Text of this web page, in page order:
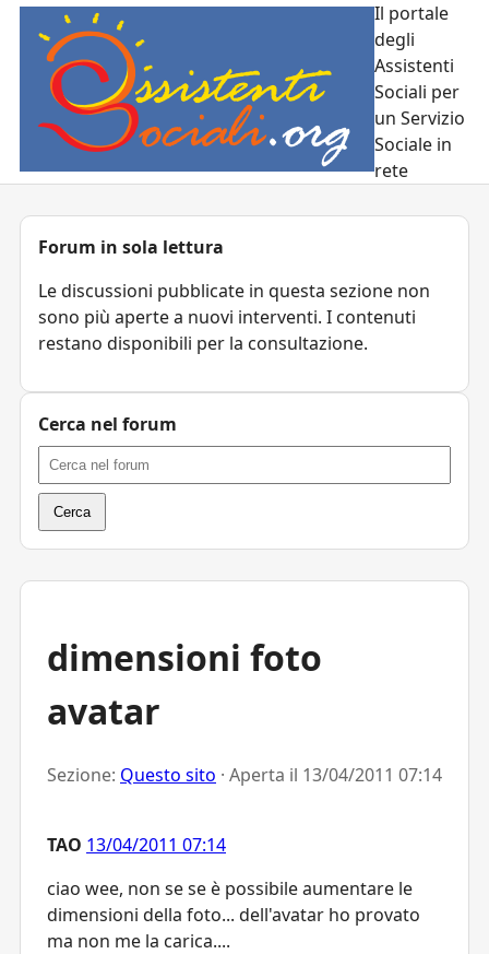
Il portale
degli
Assistenti
Sociali per
un Servizio
Sociale in
rete
dimensioni foto
avatar
Sezione: Questo sito · Aperta il 13/04/2011 07:14
TAO 13/04/2011 07:14
ciao wee, non se se è possibile aumentare le
dimensioni della foto... dell'avatar ho provato
ma non me la carica....
Forum in sola lettura
Le discussioni pubblicate in questa sezione non
sono più aperte a nuovi interventi. I contenuti
restano disponibili per la consultazione.
Cerca nel forum
Cerca